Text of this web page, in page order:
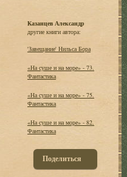
Казанцев Александр
другие книги автора:
'Завещание' Нильса Бора
«На суше и на море» - 73.
Фантастика
«На суше и на море» - 75.
Фантастика
«На суше и на море» - 82.
Фантастика
Поделиться